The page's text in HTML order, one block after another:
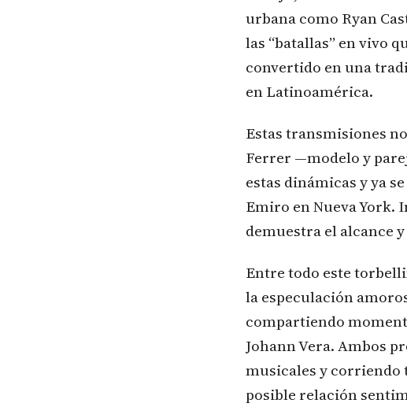
urbana como Ryan
las “batallas” en vivo
convertido en una
en Latinoamérica.
Estas transmisiones
Ferrer —modelo y
estas dinámicas y ya
Emiro en Nueva York.
demuestra el alcance
Entre todo este
la especulación
compartiendo
Johann Vera. Ambos
musicales y corriendo
posible relación